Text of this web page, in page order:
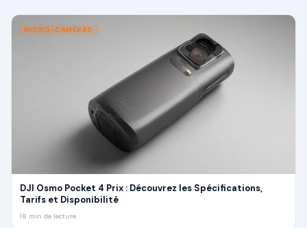
MICRO-CAMÉRAS
DJI Osmo Pocket 4 Prix : Découvrez les Spécifications,
Tarifs et Disponibilité
18 min de lecture